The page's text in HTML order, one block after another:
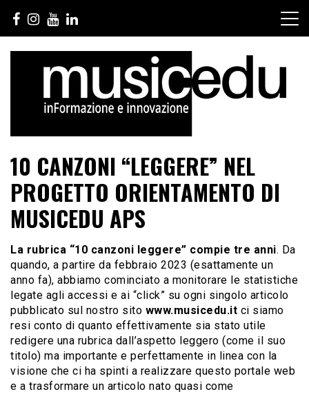
contenuto
10 CANZONI “LEGGERE” NEL
PROGETTO ORIENTAMENTO DI
MUSICEDU APS
La rubrica “10 canzoni leggere” compie tre anni. Da
quando, a partire da febbraio 2023 (esattamente un
anno fa), abbiamo cominciato a monitorare le statistiche
legate agli accessi e ai “click” su ogni singolo articolo
pubblicato sul nostro sito www.musicedu.it ci siamo
resi conto di quanto effettivamente sia stato utile
redigere una rubrica dall’aspetto leggero (come il suo
titolo) ma importante e perfettamente in linea con la
visione che ci ha spinti a realizzare questo portale web
e a trasformare un articolo nato quasi come